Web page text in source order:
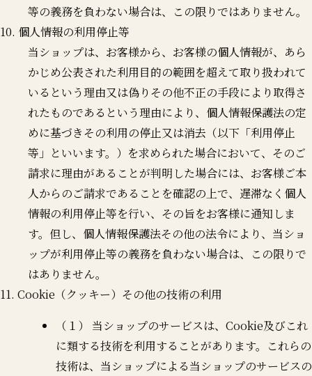
等の義務を負わない場合は、この限りではありません。
10. 個人情報の利用停止等
当ショップは、お客様から、お客様の個人情報が、あら
かじめ公表された利用目的の範囲を超えて取り扱われて
いるという理由又は偽りその他不正の手段により取得さ
れたものであるという理由により、個人情報保護法の定
めに基づきその利用の停止又は消去（以下「利用停止
等」といいます。）を求められた場合において、そのご
請求に理由があることが判明した場合には、お客様ご本
人からのご請求であることを確認の上で、遅滞なく個人
情報の利用停止等を行い、その旨をお客様に通知しま
す。但し、個人情報保護法その他の法令により、当ショ
ップが利用停止等の義務を負わない場合は、この限りで
はありません。
11. Cookie（クッキー）その他の技術の利用
（１） 当ショップのサービスは、Cookie及びこれ
に類する技術を利用することがあります。これらの
技術は、当ショップによる当ショップのサービスの